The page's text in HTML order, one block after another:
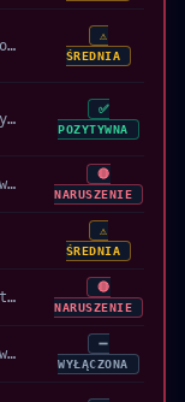
Biblioteka Miejska w Łodzi
⚠️
ŚREDNIA
Łódzka Organizacja Turystyczna (ŁOT)
✅
POZYTYWNA
Powiatowy Urząd Pracy w Łodzi
🔴
NARUSZENIE
⚠️
ŚREDNIA
Miejskie Przedsiębiorstwo Komunikacyjne w Łodzi
🔴
NARUSZENIE
Powiatowy Urząd Pracy w Łodzi
➖
WYŁĄCZONA